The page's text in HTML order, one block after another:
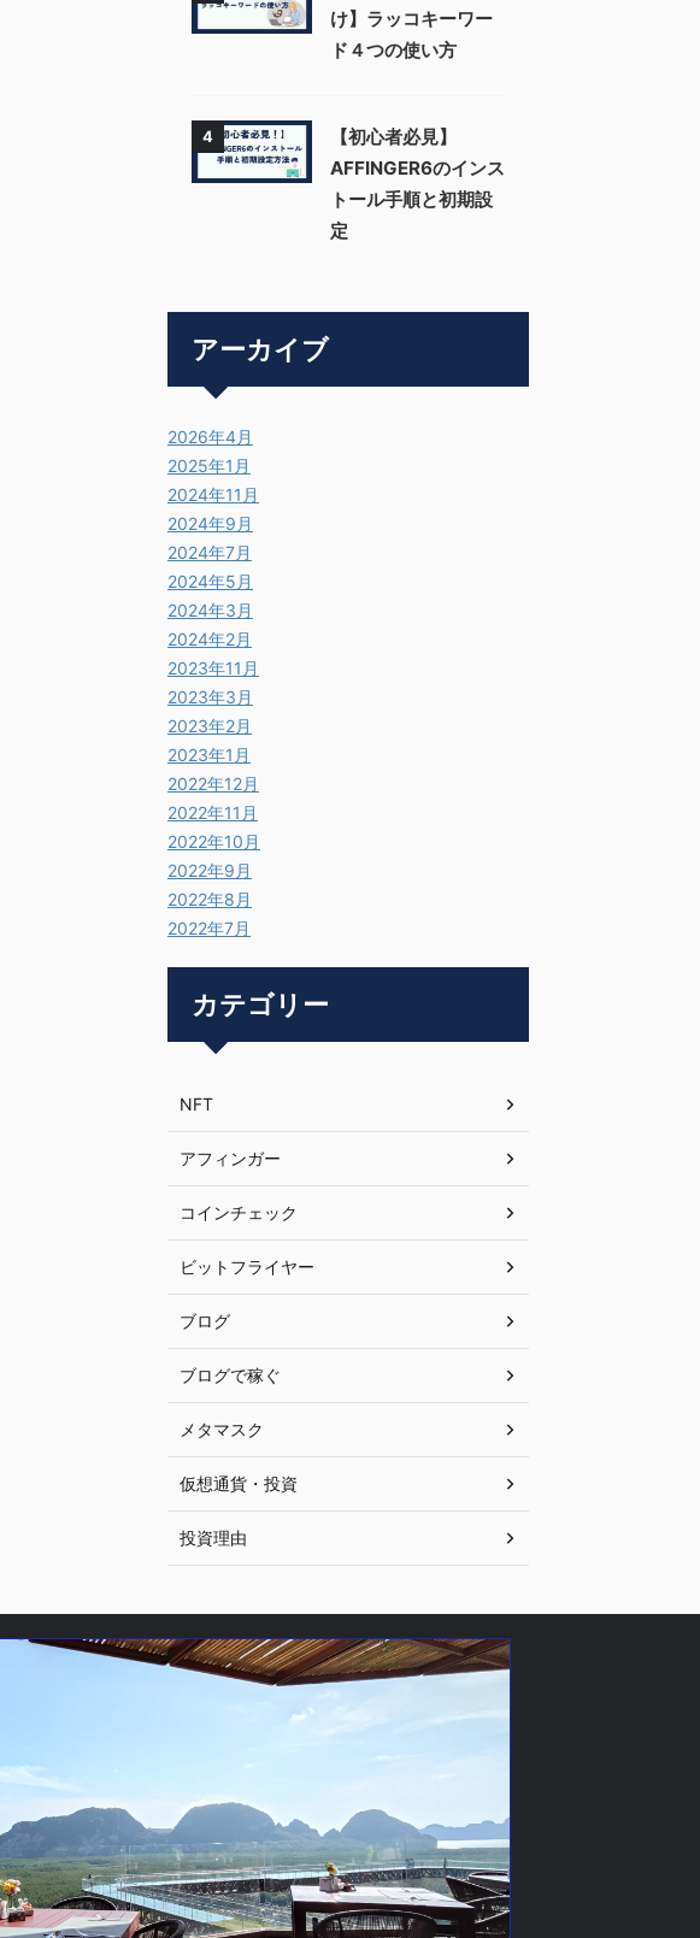
け】ラッコキーワー
ド４つの使い方
4
【初心者必見】
AFFINGER6のインス
トール手順と初期設
定
アーカイブ
2026年4月
2025年1月
2024年11月
2024年9月
2024年7月
2024年5月
2024年3月
2024年2月
2023年11月
2023年3月
2023年2月
2023年1月
2022年12月
2022年11月
2022年10月
2022年9月
2022年8月
2022年7月
カテゴリー
NFT
アフィンガー
コインチェック
ビットフライヤー
ブログ
ブログで稼ぐ
メタマスク
仮想通貨・投資
投資理由